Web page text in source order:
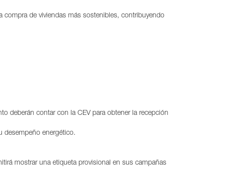
compra de viviendas más sostenibles, contribuyendo
deberán contar con la CEV para obtener la recepción
desempeño energético.
mostrar una etiqueta provisional en sus campañas